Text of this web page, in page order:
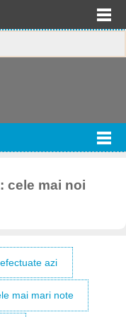
cele mai noi
azi
mai mari note